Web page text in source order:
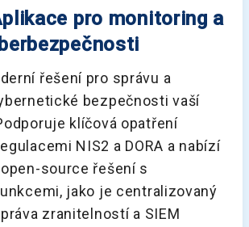
pro monitoring a
řešení pro správu a
bezpečnosti vaší
klíčová opatření
NIS2 a DORA a nabízí
source řešení s
jako je centralizovaný
zranitelností a SIEM